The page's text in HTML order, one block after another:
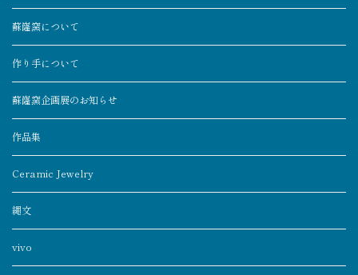
蘇嶐窯について
作り手について
蘇嶐窯企画展のお知らせ
作品集
Ceramic Jewelry
縄文
vivo